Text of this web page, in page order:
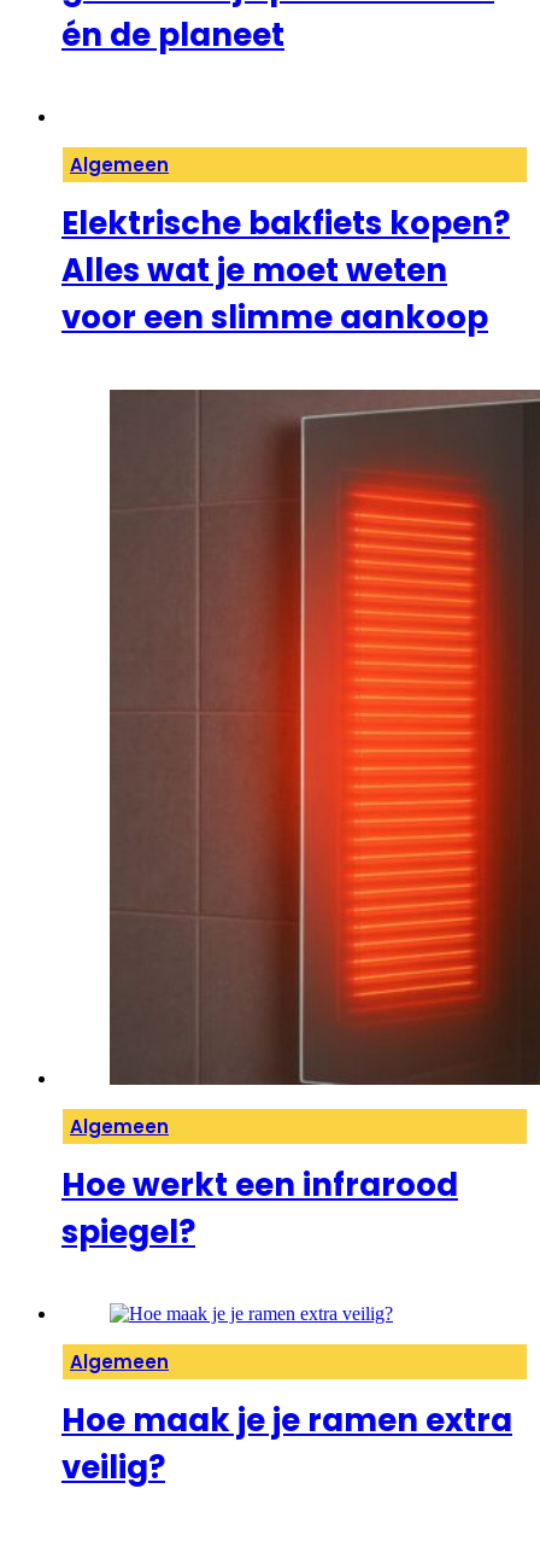
én de planeet
Algemeen
Elektrische bakfiets kopen?
Alles wat je moet weten
voor een slimme aankoop
Algemeen
Hoe werkt een infrarood
spiegel?
Algemeen
Hoe maak je je ramen extra
veilig?